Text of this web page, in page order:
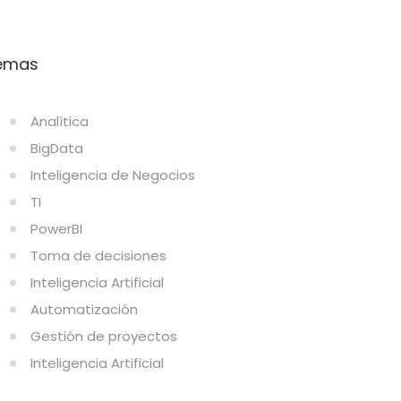
Analítica
BigData
Inteligencia de Negocios
TI
PowerBI
Toma de decisiones
Inteligencia Artificial
Automatización
Gestión de proyectos
Inteligencia Artificial